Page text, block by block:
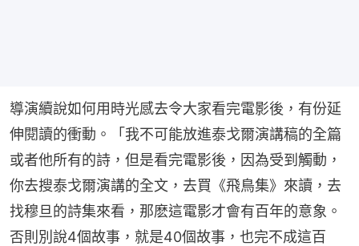
導演續說如何用時光感去令大家看完電影後，有份延
伸閱讀的衝動。「我不可能放進泰戈爾演講稿的全篇
或者他所有的詩，但是看完電影後，因為受到觸動，
你去搜泰戈爾演講的全文，去買《飛鳥集》來讀，去
找穆旦的詩集來看，那麽這電影才會有百年的意象。
否則別說4個故事，就是40個故事，也完不成這百